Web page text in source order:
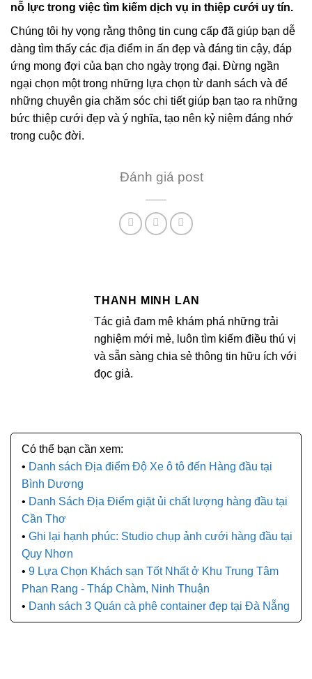
nỗ lực trong việc tìm kiếm dịch vụ in thiệp cưới uy tín.
Chúng tôi hy vọng rằng thông tin cung cấp đã giúp bạn dễ
dàng tìm thấy các địa điểm in ấn đẹp và đáng tin cậy, đáp
ứng mong đợi của bạn cho ngày trọng đại. Đừng ngần
ngại chọn một trong những lựa chọn từ danh sách và để
những chuyên gia chăm sóc chi tiết giúp bạn tạo ra những
bức thiệp cưới đẹp và ý nghĩa, tạo nên kỷ niệm đáng nhớ
trong cuộc đời.
Đánh giá post
THANH MINH LAN
Tác giả đam mê khám phá những trải
nghiệm mới mẻ, luôn tìm kiếm điều thú vị
và sẵn sàng chia sẻ thông tin hữu ích với
đọc giả.
Danh sách Địa điểm Độ Xe ô tô đến Hàng đầu tại
Bình Dương
Danh Sách Địa Điểm giặt ủi chất lượng hàng đầu tại
Cần Thơ
Ghi lại hạnh phúc: Studio chụp ảnh cưới hàng đầu tại
Quy Nhơn
9 Lựa Chọn Khách sạn Tốt Nhất ở Khu Trung Tâm
Phan Rang - Tháp Chàm, Ninh Thuận
Danh sách 3 Quán cà phê container đẹp tại Đà Nẵng